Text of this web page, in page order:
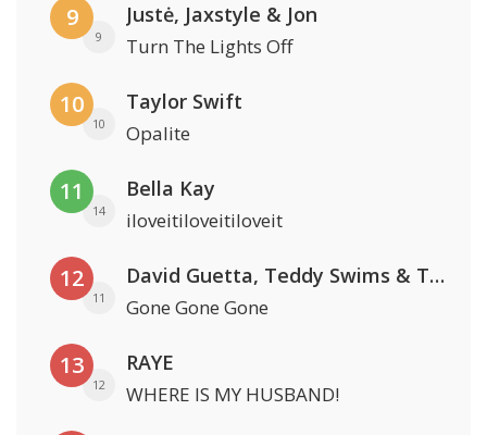
9
9
Justė, Jaxstyle & Jon
Turn The Lights Off
10
10
Taylor Swift
Opalite
11
14
Bella Kay
iloveitiloveitiloveit
12
11
David Guetta, Teddy Swims & Tones And I
Gone Gone Gone
13
12
RAYE
WHERE IS MY HUSBAND!